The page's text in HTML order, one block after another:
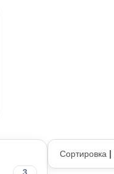
3
Сортировка |